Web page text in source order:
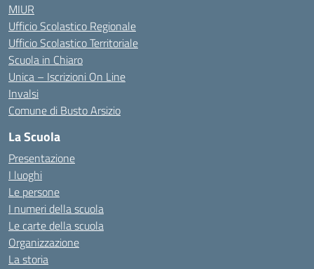
MIUR
Ufficio Scolastico Regionale
Ufficio Scolastico Territoriale
Scuola in Chiaro
Unica – Iscrizioni On Line
Invalsi
Comune di Busto Arsizio
La Scuola
Presentazione
I luoghi
Le persone
I numeri della scuola
Le carte della scuola
Organizzazione
La storia